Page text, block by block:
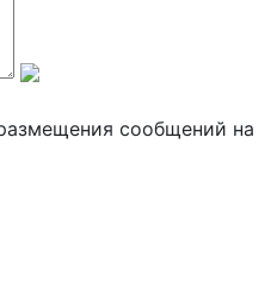
сообщений на